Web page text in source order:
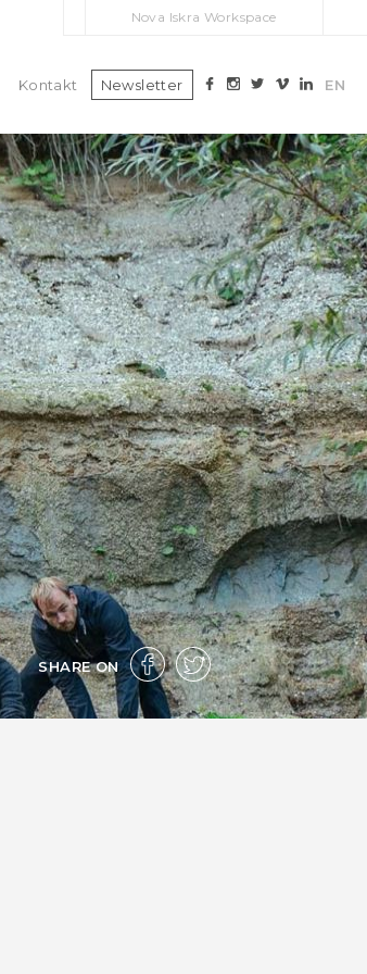
Nova Iskra Workspace
Kontakt Newsletter EN
SHARE ON